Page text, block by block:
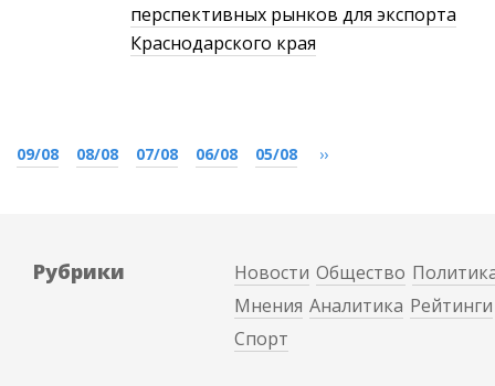
перспективных рынков для экспорта
Краснодарского края
09/08 08/08 07/08 06/08 05/08 ››
Рубрики Новости Общество
Мнения Аналитика Рейтинги
Спорт